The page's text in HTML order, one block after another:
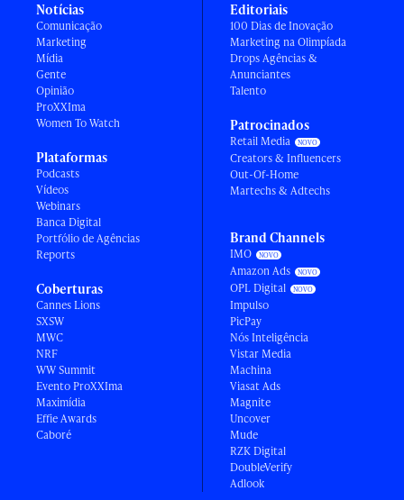
Notícias
Comunicação
Marketing
Mídia
Gente
Opinião
ProXXIma
Women To Watch
Plataformas
Podcasts
Vídeos
Webinars
Banca Digital
Portfólio de Agências
Reports
Coberturas
Cannes Lions
SXSW
MWC
NRF
WW Summit
Evento ProXXIma
Maximídia
Effie Awards
Caboré
Editoriais
100 Dias de Inovação
Marketing na Olimpíada
Drops Agências &
Anunciantes
Talento
Patrocinados
Retail Media
Creators & Influencers
Out-Of-Home
Martechs & Adtechs
Brand Channels
IMO
Amazon Ads
OPL Digital
Impulso
PicPay
Nós Inteligência
Vistar Media
Machina
Viasat Ads
Magnite
Uncover
Mude
RZK Digital
DoubleVerify
Adlook